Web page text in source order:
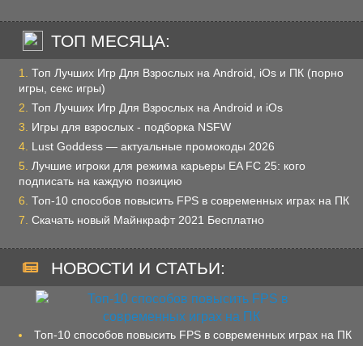
ТОП МЕСЯЦА:
Топ Лучших Игр Для Взрослых на Android, iOs и ПК (порно
игры, секс игры)
Топ Лучших Игр Для Взрослых на Android и iOs
Игры для взрослых - подборка NSFW
Lust Goddess — актуальные промокоды 2026
Лучшие игроки для режима карьеры EA FC 25: кого
подписать на каждую позицию
Топ-10 способов повысить FPS в современных играх на ПК
Скачать новый Майнкрафт 2021 Бесплатно
НОВОСТИ И СТАТЬИ:
Топ-10 способов повысить FPS в современных играх на ПК